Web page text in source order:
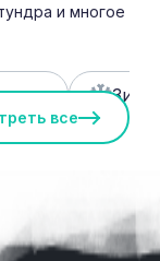
и многое
туры
все